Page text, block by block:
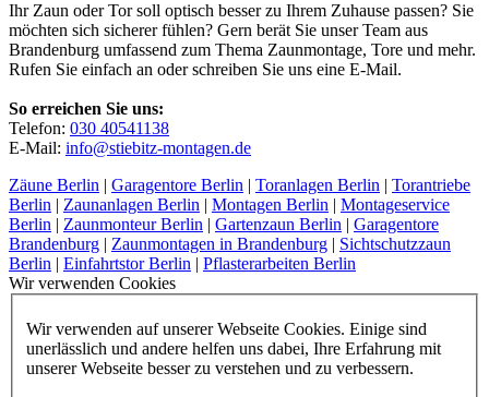
Ihr Zaun oder Tor soll optisch besser zu Ihrem Zuhause passen? Sie
möchten sich sicherer fühlen? Gern berät Sie unser Team aus
Brandenburg umfassend zum Thema Zaunmontage, Tore und mehr.
Rufen Sie einfach an oder schreiben Sie uns eine E-Mail.
So erreichen Sie uns:
Telefon: 030 40541138
E-Mail: info@stiebitz-montagen.de
Zäune Berlin
Garagentore Berlin Toranlagen Berlin
Torantriebe
Berlin
Zaunanlagen Berlin Montagen Berlin
Montageservice
Berlin
Zaunmonteur Berlin Gartenzaun Berlin
Garagentore
Brandenburg
Zaunmontagen in Brandenburg
Sichtschutzzaun
Berlin
Einfahrtstor Berlin
Pflasterarbeiten Berlin
Wir verwenden Cookies
Wir verwenden auf unserer Webseite Cookies. Einige sind
unerlässlich und andere helfen uns dabei, Ihre Erfahrung mit
unserer Webseite besser zu verstehen und zu verbessern.